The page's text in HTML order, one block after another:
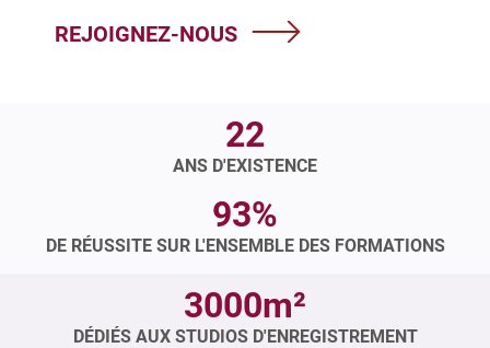
REJOIGNEZ-NOUS
22
ANS D'EXISTENCE
93%
DE RÉUSSITE SUR L'ENSEMBLE DES FORMATIONS
3000m²
DÉDIÉS AUX STUDIOS D'ENREGISTREMENT